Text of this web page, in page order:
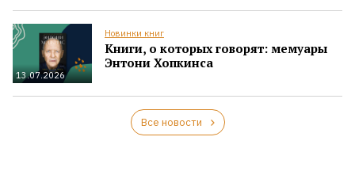
13.07.2026
Новинки книг
Книги, о которых говорят: мемуары
Энтони Хопкинса
Все новости